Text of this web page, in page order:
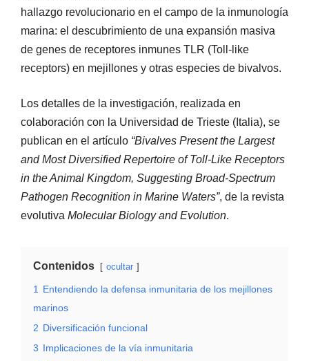
hallazgo revolucionario en el campo de la inmunología
marina: el descubrimiento de una expansión masiva
de genes de receptores inmunes TLR (Toll-like
receptors) en mejillones y otras especies de bivalvos.
Los detalles de la investigación, realizada en
colaboración con la Universidad de Trieste (Italia), se
publican en el artículo “Bivalves Present the Largest
and Most Diversified Repertoire of Toll-Like Receptors
in the Animal Kingdom, Suggesting Broad-Spectrum
Pathogen Recognition in Marine Waters”, de la revista
evolutiva Molecular Biology and Evolution.
Contenidos ocultar
1
Entendiendo la defensa inmunitaria de los mejillones
marinos
2 Diversificación funcional
3 Implicaciones de la vía inmunitaria